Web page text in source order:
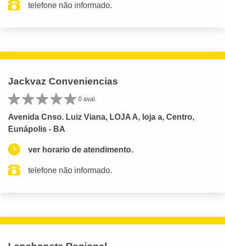
telefone não informado.
Jackvaz Conveniencias
0 aval.
Avenida Cnso. Luiz Viana, LOJA A, loja a, Centro,
Eunápolis - BA
ver horario de atendimento.
telefone não informado.